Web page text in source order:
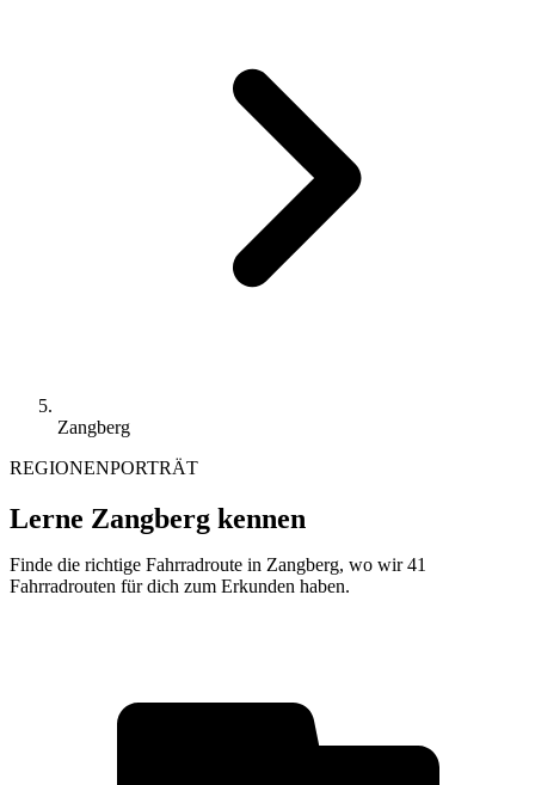
Zangberg
REGIONENPORTRÄT
Lerne Zangberg kennen
Finde die richtige Fahrradroute in Zangberg, wo wir 41
Fahrradrouten für dich zum Erkunden haben.